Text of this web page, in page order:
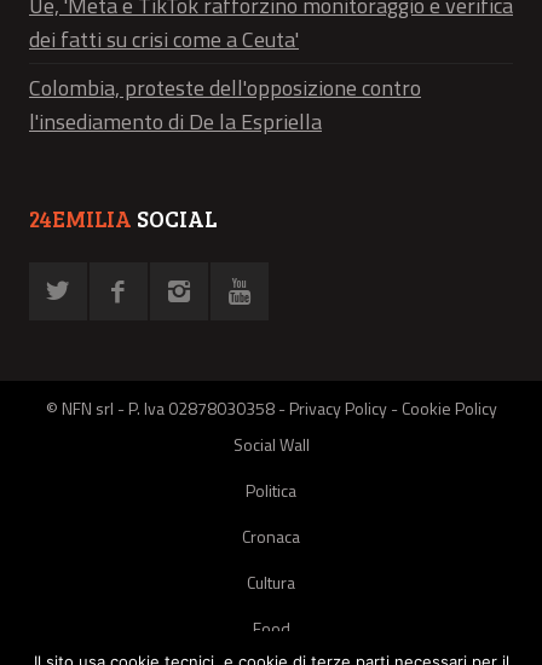
dei fatti su crisi come a Ceuta'
Colombia, proteste dell'opposizione contro
l'insediamento di De la Espriella
24EMILIA SOCIAL
© NFN srl - P. Iva 02878030358 -Privacy Policy-Cookie Policy
Social Wall
Politica
Cronaca
Cultura
Food